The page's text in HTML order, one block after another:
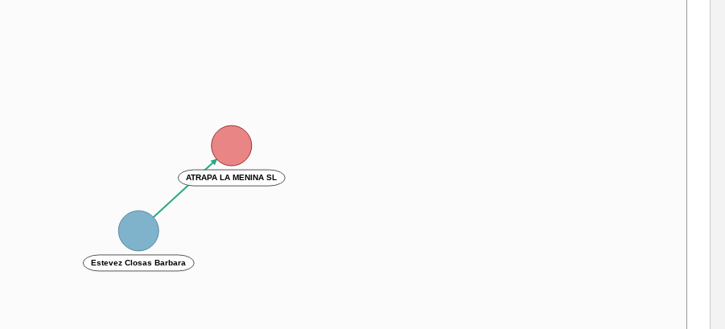
ATRAPA LA MENINA SL
Estevez Closas Barbara